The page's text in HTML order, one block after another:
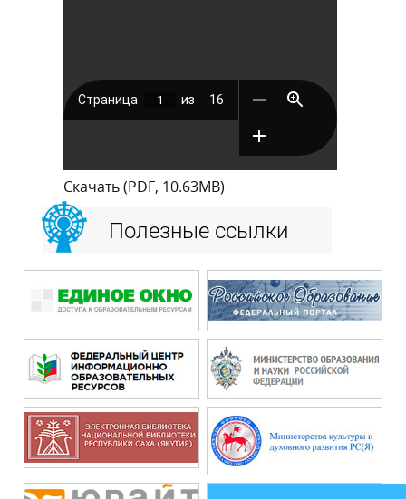
Скачать (PDF, 10.63MB)
Полезные ссылки